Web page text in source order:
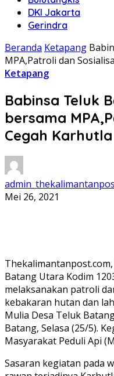
DKI Jakarta
Gerindra
Beranda Ketapang
MPA,Patroli dan
Ketapang
Babinsa Teluk
bersama
Cegah Karhutla
Mei 26, 2021
Batang Utara Kodim
melaksanakan patroli
kebakaran hutan dan
Mulia Desa Teluk
Batang, Selasa (25/5).
Masyarakat Peduli Api
Sasaran kegiatan pada